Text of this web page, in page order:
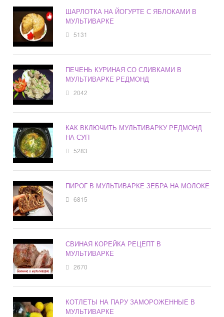
ШАРЛОТКА НА ЙОГУРТЕ С ЯБЛОКАМИ В
МУЛЬТИВАРКЕ
5131
ПЕЧЕНЬ КУРИНАЯ СО СЛИВКАМИ В
МУЛЬТИВАРКЕ РЕДМОНД
2042
КАК ВКЛЮЧИТЬ МУЛЬТИВАРКУ РЕДМОНД
НА СУП
5283
ПИРОГ В МУЛЬТИВАРКЕ ЗЕБРА НА МОЛОКЕ
6815
СВИНАЯ КОРЕЙКА РЕЦЕПТ В
МУЛЬТИВАРКЕ
2670
КОТЛЕТЫ НА ПАРУ ЗАМОРОЖЕННЫЕ В
МУЛЬТИВАРКЕ